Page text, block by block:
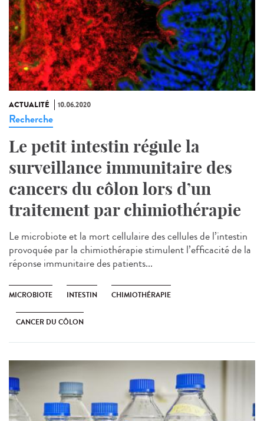
ACTUALITÉ 10.06.2020
Recherche
Le petit intestin régule la
surveillance immunitaire des
cancers du côlon lors d’un
traitement par chimiothérapie
Le microbiote et la mort cellulaire des cellules de l’intestin
provoquée par la chimiothérapie stimulent l’efficacité de la
réponse immunitaire des patients...
MICROBIOTE INTESTIN CHIMIOTHÉRAPIE
CANCER DU CÔLON